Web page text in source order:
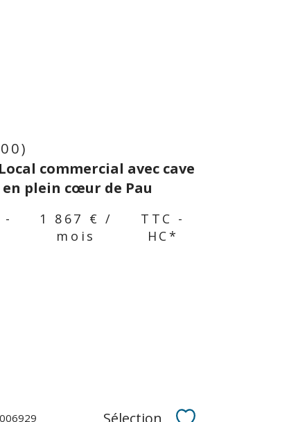
Local commercial avec cave
plein cœur de Pau
-
1 867 € /
mois
TTC -
HC*
Sélection